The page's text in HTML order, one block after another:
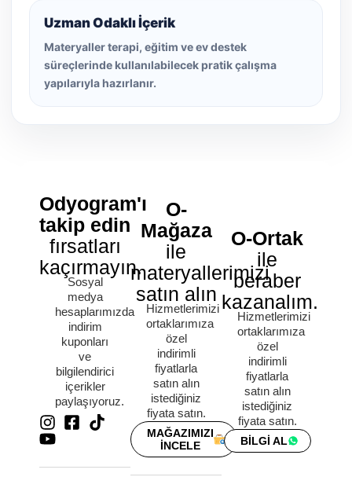
Uzman Odaklı İçerik
Materyaller terapi, eğitim ve ev destek
süreçlerinde kullanılabilecek pratik çalışma
yapılarıyla hazırlanır.
Odyogram'ı
takip edin
fırsatları
kaçırmayın.
Sosyal
medya
hesaplarımızda
indirim
kuponları
ve
bilgilendirici
içerikler
paylaşıyoruz.
O-
Mağaza
ile
materyallerimizi
satın alın
Hizmetlerimizi
ortaklarımıza
özel
indirimli
fiyatlarla
satın alın
istediğiniz
fiyata satın.
MAĞAZIMIZI
İNCELE
O-Ortak
ile
beraber
kazanalım.
Hizmetlerimizi
ortaklarımıza
özel
indirimli
fiyatlarla
satın alın
istediğiniz
fiyata satın.
BİLGİ AL